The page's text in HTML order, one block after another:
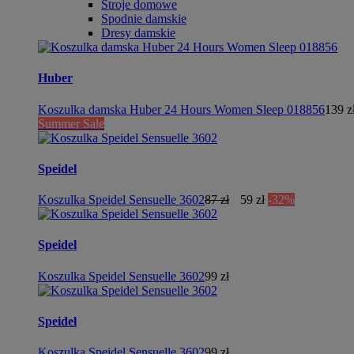
Stroje domowe
Spodnie damskie
Dresy damskie
Huber
Koszulka damska Huber 24 Hours Women Sleep 018856139
Summer Sale
Speidel
Koszulka Speidel Sensuelle 360287 zł 59 zł -32%
Speidel
Koszulka Speidel Sensuelle 360299 zł
Speidel